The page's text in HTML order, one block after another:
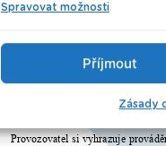
Spravovat možnosti
Příjmout
Zásady